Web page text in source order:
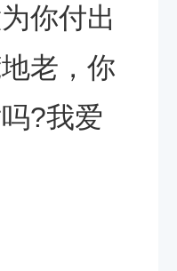
你付出
老，你
?我爱